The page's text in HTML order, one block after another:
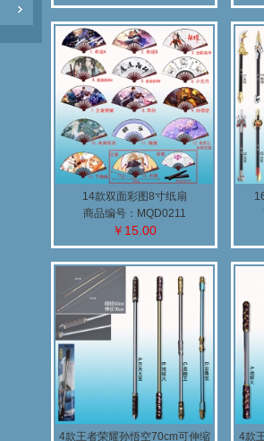
14款双面彩图8寸纸扇
商品编号：MQD0211
￥15.00
4款王者荣耀孙悟空70cm可伸缩
4款